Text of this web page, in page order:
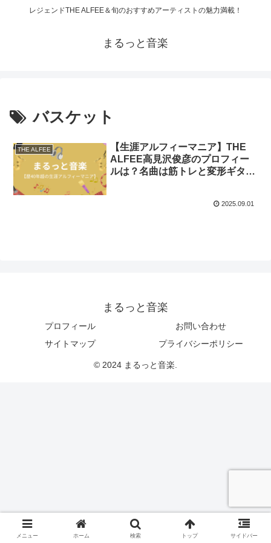
レジェンドTHE ALFEE＆旬のおすすめアーティストの魅力満載！
まるっと音楽
バスケット
THE ALFEE
【生涯アルフィーマニア】THE
ALFEE高見沢俊彦のプロフィー
ルは？名曲は筋トレと変形ギター
2025.09.01
まるっと音楽
プロフィール
お問い合わせ
サイトマップ
プライバシーポリシー
© 2024 まるっと音楽.
メニュー ホーム 検索 トップ サイドバー